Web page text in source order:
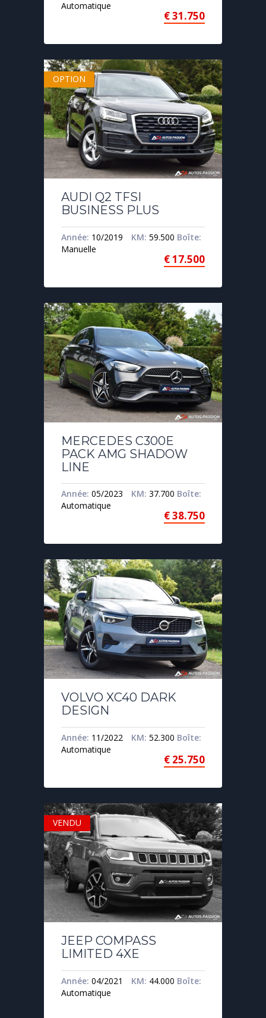
Automatique
€31.750
AUDI Q2 TFSI
BUSINESS PLUS
Année: 10/2019 KM: 59.500 Boîte:
Manuelle
€17.500
OPTION
MERCEDES C300E
PACK AMG SHADOW
LINE
Année: 05/2023 KM: 37.700 Boîte:
Automatique
€38.750
VOLVO XC40 DARK
DESIGN
Année: 11/2022 KM: 52.300 Boîte:
Automatique
€ 25.750
JEEP COMPASS
LIMITED 4XE
Année: 04/2021 KM: 44.000 Boîte:
Automatique
VENDU